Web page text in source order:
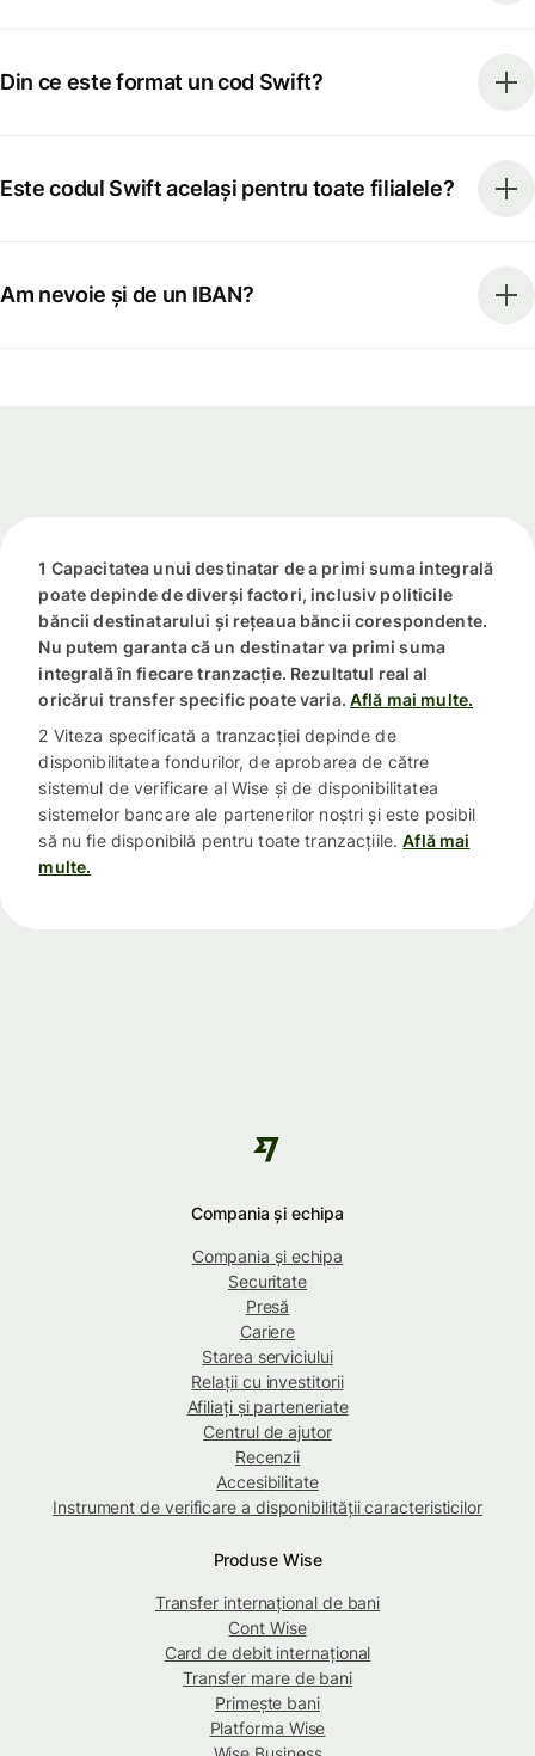
Din ce este format un cod Swift?
Este codul Swift același pentru toate filialele?
Am nevoie și de un IBAN?
1 Capacitatea unui destinatar de a primi suma integrală
poate depinde de diverși factori, inclusiv politicile
băncii destinatarului și rețeaua băncii corespondente.
Nu putem garanta că un destinatar va primi suma
integrală în fiecare tranzacție. Rezultatul real al
oricărui transfer specific poate varia. Află mai multe.
2 Viteza specificată a tranzacției depinde de
disponibilitatea fondurilor, de aprobarea de către
sistemul de verificare al Wise și de disponibilitatea
sistemelor bancare ale partenerilor noștri și este posibil
să nu fie disponibilă pentru toate tranzacțiile. Află mai
multe.
Compania și echipa
Compania și echipa
Securitate
Presă
Cariere
Starea serviciului
Relații cu investitorii
Afiliați și parteneriate
Centrul de ajutor
Recenzii
Accesibilitate
Instrument de verificare a disponibilității caracteristicilor
Produse Wise
Transfer internațional de bani
Cont Wise
Card de debit internațional
Transfer mare de bani
Primește bani
Platforma Wise